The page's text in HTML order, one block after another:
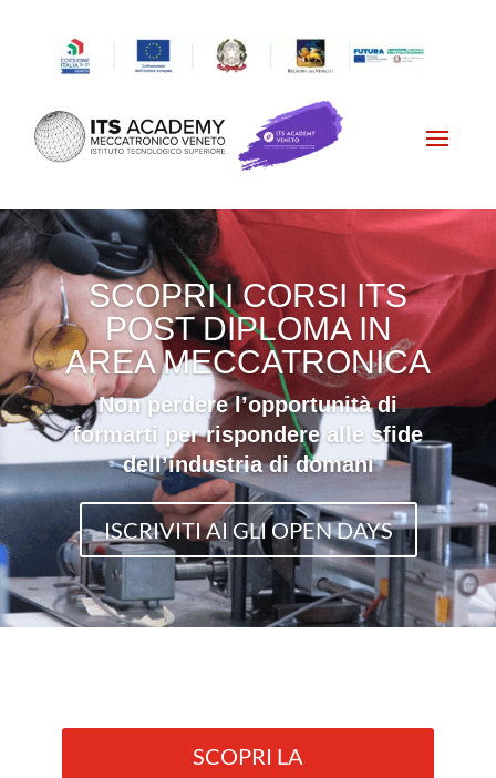
SCOPRI I CORSI ITS
POST DIPLOMA IN
AREA MECCATRONICA
Non perdere l’opportunità di
formarti per rispondere alle sfide
dell’industria di domani
ISCRIVITI AI GLI OPEN DAYS
SCOPRI LA